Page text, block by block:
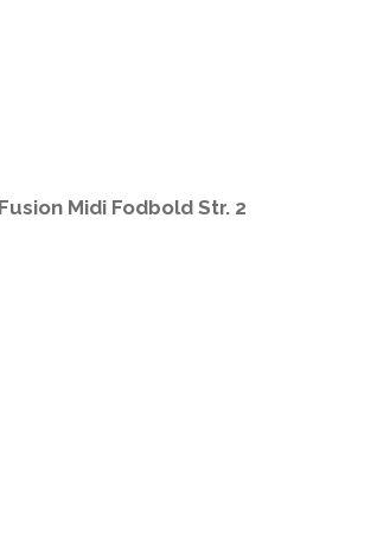
Midi Fodbold Str. 2